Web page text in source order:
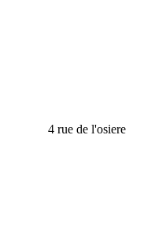
4 rue de l'osiere